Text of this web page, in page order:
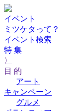
イベント
ミツケタって？
イベント検索
特 集
〉
目 的
アート
キャンペーン
グルメ